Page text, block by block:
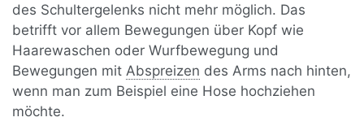
des Schultergelenks nicht mehr möglich. Das
betrifft vor allem Bewegungen über Kopf wie
Haarewaschen oder Wurfbewegung und
Bewegungen mit Abspreizen des Arms nach hinten,
wenn man zum Beispiel eine Hose hochziehen
möchte.